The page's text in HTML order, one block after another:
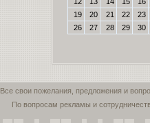
19
20 21 22
23
26
27 28 29 30
Все свои пожелания, предложения и
По вопросам рекламы и